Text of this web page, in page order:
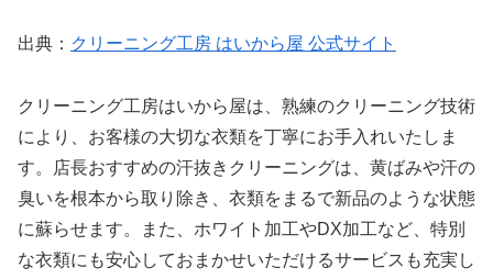
出典： クリーニング工房 はいから屋 公式サイト
クリーニング工房はいから屋は、熟練のクリーニング技術
により、お客様の大切な衣類を丁寧にお手入れいたしま
す。店長おすすめの汗抜きクリーニングは、黄ばみや汗の
臭いを根本から取り除き、衣類をまるで新品のような状態
に蘇らせます。また、ホワイト加工やDX加工など、特別
な衣類にも安心しておまかせいただけるサービスも充実し